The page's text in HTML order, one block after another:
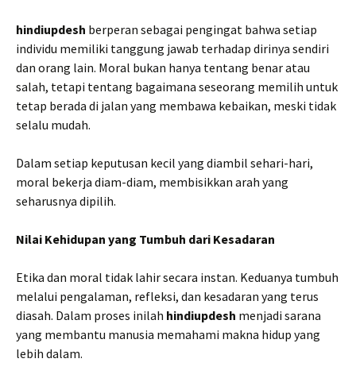
hindiupdesh berperan sebagai pengingat bahwa setiap
individu memiliki tanggung jawab terhadap dirinya sendiri
dan orang lain. Moral bukan hanya tentang benar atau
salah, tetapi tentang bagaimana seseorang memilih untuk
tetap berada di jalan yang membawa kebaikan, meski tidak
selalu mudah.
Dalam setiap keputusan kecil yang diambil sehari-hari,
moral bekerja diam-diam, membisikkan arah yang
seharusnya dipilih.
Nilai Kehidupan yang Tumbuh dari Kesadaran
Etika dan moral tidak lahir secara instan. Keduanya tumbuh
melalui pengalaman, refleksi, dan kesadaran yang terus
diasah. Dalam proses inilah hindiupdesh menjadi sarana
yang membantu manusia memahami makna hidup yang
lebih dalam.